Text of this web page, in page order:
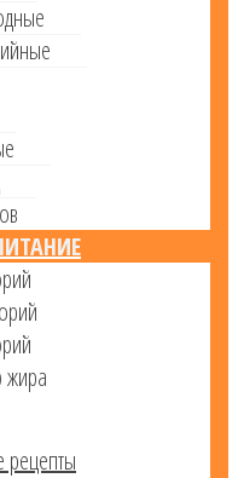
жира
рецепты